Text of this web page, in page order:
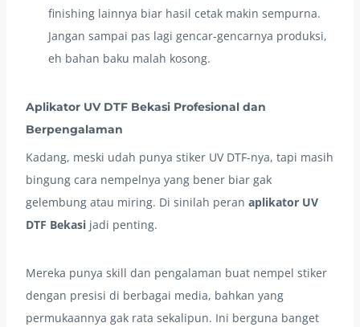
finishing lainnya biar hasil cetak makin sempurna.
Jangan sampai pas lagi gencar-gencarnya produksi,
eh bahan baku malah kosong.
Aplikator UV DTF Bekasi Profesional dan
Berpengalaman
Kadang, meski udah punya stiker UV DTF-nya, tapi masih
bingung cara nempelnya yang bener biar gak
gelembung atau miring. Di sinilah peran aplikator UV
DTF Bekasi jadi penting.
Mereka punya skill dan pengalaman buat nempel stiker
dengan presisi di berbagai media, bahkan yang
permukaannya gak rata sekalipun. Ini berguna banget